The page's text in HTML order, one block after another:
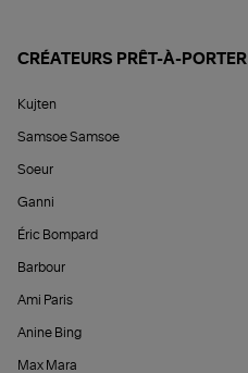
CRÉATEURS PRÊT-À-PORTER
Kujten
Samsoe Samsoe
Soeur
Ganni
Éric Bompard
Barbour
Ami Paris
Anine Bing
Max Mara